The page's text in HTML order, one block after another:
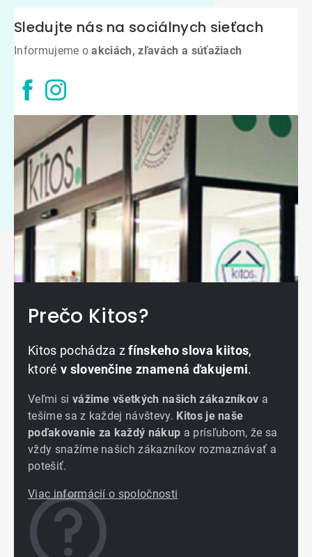
Sledujte nás na sociálnych sieťach
Informujeme oakciách, zľavách a súťažiach
Prečo Kitos?
Kitos pochádza zfínskeho slova kiitos,
ktoré v slovenčine znamená ďakujemi.
Veľmi si vážime všetkých našich zákazníkov a
tešíme sa z každej návštevy. Kitos je naše
poďakovanie za každý nákup a prísľubom, že sa
vždy snažíme našich zákazníkov rozmaznávať a
potešiť.
Viac informácií o spoločnosti